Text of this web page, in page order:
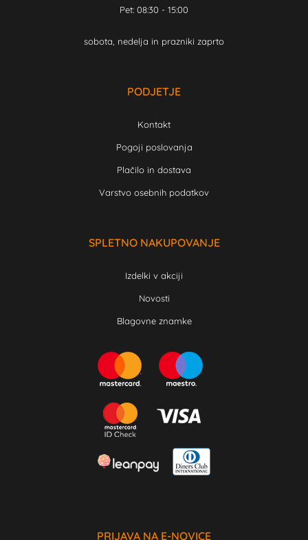
Pet: 08:30 - 15:00
sobota, nedelja in prazniki zaprto
PODJETJE
Kontakt
Pogoji poslovanja
Plačilo in dostava
Varstvo osebnih podatkov
SPLETNO NAKUPOVANJE
Izdelki v akciji
Novosti
Blagovne znamke
PRIJAVA NA E-NOVICE